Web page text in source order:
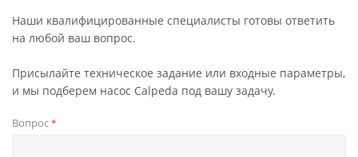
Наши квалифицированные специалисты готовы ответить
на любой ваш вопрос.
Присылайте техническое задание или входные параметры,
и мы подберем насос Calpeda под вашу задачу.
Вопрос*